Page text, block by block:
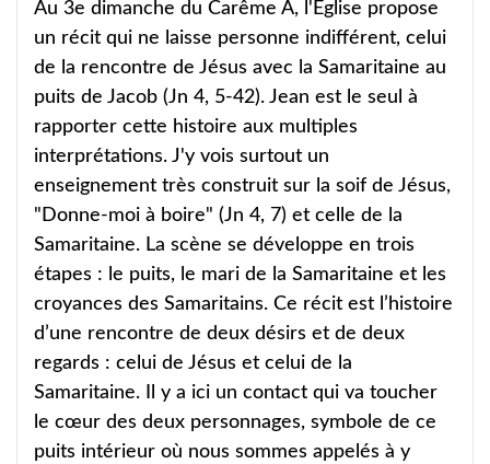
Au 3e dimanche du Carême A, l'Église propose
un récit qui ne laisse personne indifférent, celui
de la rencontre de Jésus avec la Samaritaine au
puits de Jacob (Jn 4, 5-42). Jean est le seul à
rapporter cette histoire aux multiples
interprétations. J'y vois surtout un
enseignement très construit sur la soif de Jésus,
"Donne-moi à boire" (Jn 4, 7) et celle de la
Samaritaine. La scène se développe en trois
étapes : le puits, le mari de la Samaritaine et les
croyances des Samaritains. Ce récit est l’histoire
d’une rencontre de deux désirs et de deux
regards : celui de Jésus et celui de la
Samaritaine. Il y a ici un contact qui va toucher
le cœur des deux personnages, symbole de ce
puits intérieur où nous sommes appelés à y